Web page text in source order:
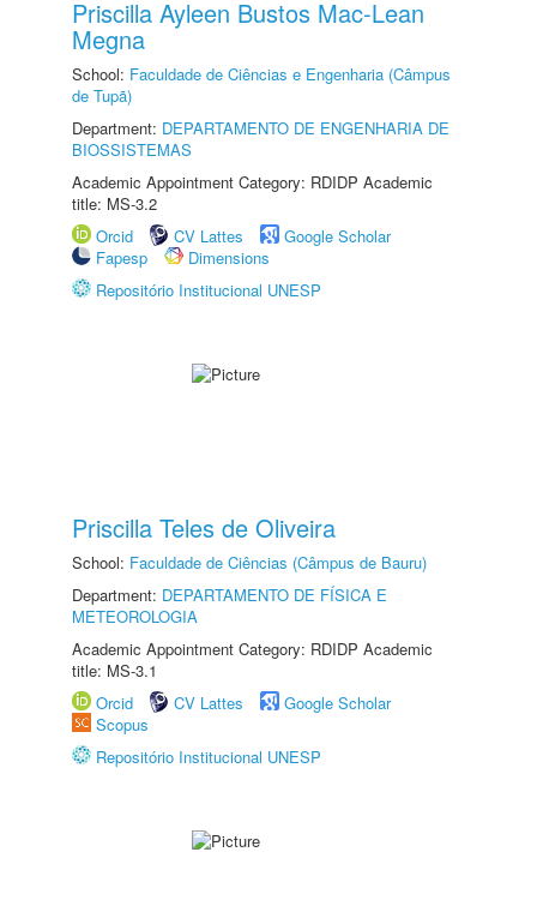
Priscilla Ayleen Bustos Mac-Lean
Megna
School: Faculdade de Ciências e Engenharia (Câmpus
de Tupã)
Department: DEPARTAMENTO DE ENGENHARIA DE
BIOSSISTEMAS
Academic Appointment Category: RDIDP Academic
title: MS-3.2
Orcid
CV Lattes
Google Scholar
Fapesp
Dimensions
Repositório Institucional UNESP
Priscilla Teles de Oliveira
School: Faculdade de Ciências (Câmpus de Bauru)
Department: DEPARTAMENTO DE FÍSICA E
METEOROLOGIA
Academic Appointment Category: RDIDP Academic
title: MS-3.1
Orcid
CV Lattes
Google Scholar
Scopus
Repositório Institucional UNESP